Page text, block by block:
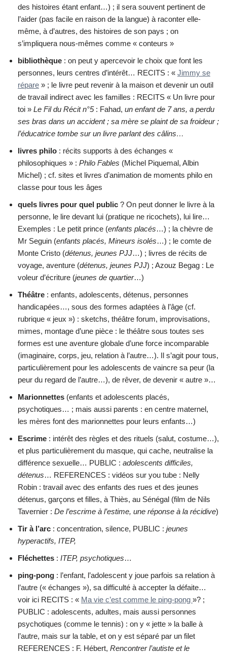
des histoires étant enfant…) ; il sera souvent pertinent de
l’aider (pas facile en raison de la langue) à raconter elle-
même, à d’autres, des histoires de son pays ; on
s’impliquera nous-mêmes comme « conteurs »
bibliothèque : on peut y apercevoir le choix que font les
personnes, leurs centres d’intérêt… RECITS : « Jimmy se
répare » ; le livre peut revenir à la maison et devenir un outil
de travail indirect avec les familles : RECITS « Un livre pour
toi » Le Fil du Récit n°5: Fahad, un enfant de 7 ans, a perdu
ses bras dans un accident ; sa mère se plaint de sa froideur ;
l’éducatrice tombe sur un livre parlant des câlins…
livres philo : récits supports à des échanges «
philosophiques » : Philo Fables (Michel Piquemal, Albin
Michel) ; cf. sites et livres d’animation de moments philo en
classe pour tous les âges
quels livres pour quel public ? On peut donner le livre à la
personne, le lire devant lui (pratique ne ricochets), lui lire…
Exemples : Le petit prince (enfants placés…) ; la chèvre de
Mr Seguin (enfants placés, Mineurs isolés…) ; le comte de
Monte Cristo (détenus, jeunes PJJ…) ; livres de récits de
voyage, aventure (détenus, jeunes PJJ) ; Azouz Begag : Le
voleur d’écriture (jeunes de quartier…)
Théâtre : enfants, adolescents, détenus, personnes
handicapées…, sous des formes adaptées à l’âge (cf.
rubrique « jeux ») : sketchs, théâtre forum, improvisations,
mimes, montage d’une pièce : le théâtre sous toutes ses
formes est une aventure globale d’une force incomparable
(imaginaire, corps, jeu, relation à l’autre…). Il s’agit pour tous,
particulièrement pour les adolescents de vaincre sa peur (la
peur du regard de l’autre…), de rêver, de devenir « autre »…
Marionnettes (enfants et adolescents placés,
psychotiques… ; mais aussi parents : en centre maternel,
les mères font des marionnettes pour leurs enfants…)
Escrime : intérêt des règles et des rituels (salut, costume…),
et plus particulièrement du masque, qui cache, neutralise la
différence sexuelle… PUBLIC : adolescents difficiles,
détenus… REFERENCES : vidéos sur you tube : Nelly
Robin : travail avec des enfants des rues et des jeunes
détenus, garçons et filles, à Thiès, au Sénégal (film de Nils
Tavernier : De l’escrime à l’estime, une réponse à la récidive)
Tir à l’arc : concentration, silence, PUBLIC : jeunes
hyperactifs, ITEP,
Fléchettes : ITEP, psychotiques…
ping-pong : l’enfant, l’adolescent y joue parfois sa relation à
l’autre (« échanges »), sa difficulté à accepter la défaite…
voir ici RECITS : « Ma vie c’est comme le ping-pong »? ;
PUBLIC : adolescents, adultes, mais aussi personnes
psychotiques (comme le tennis) : on y « jette » la balle à
l’autre, mais sur la table, et on y est séparé par un filet
REFERENCES : F. Hébert, Rencontrer l’autiste et le